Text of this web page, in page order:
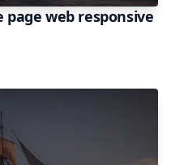
web responsive